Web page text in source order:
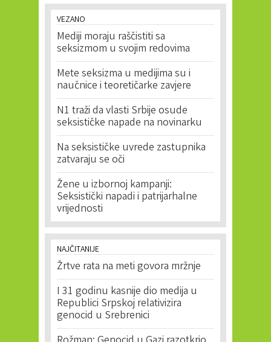
VEZANO
Mediji moraju raščistiti sa
seksizmom u svojim redovima
Mete seksizma u medijima su i
naučnice i teoretičarke zavjere
N1 traži da vlasti Srbije osude
seksističke napade na novinarku
Na seksističke uvrede zastupnika
zatvaraju se oči
Žene u izbornoj kampanji:
Seksistički napadi i patrijarhalne
vrijednosti
NAJČITANIJE
Žrtve rata na meti govora mržnje
I 31 godinu kasnije dio medija u
Republici Srpskoj relativizira
genocid u Srebrenici